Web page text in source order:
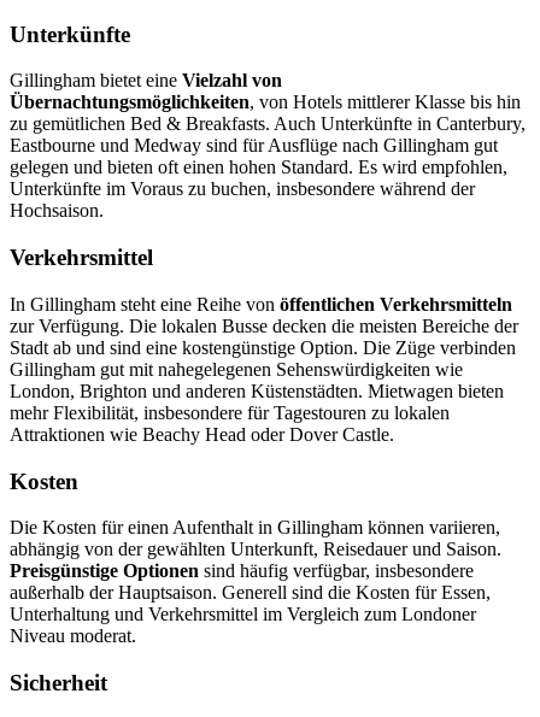
Unterkünfte
Gillingham bietet eine Vielzahl von
Übernachtungsmöglichkeiten, von Hotels mittlerer Klasse bis hin
zu gemütlichen Bed & Breakfasts. Auch Unterkünfte in Canterbury,
Eastbourne und Medway sind für Ausflüge nach Gillingham gut
gelegen und bieten oft einen hohen Standard. Es wird empfohlen,
Unterkünfte im Voraus zu buchen, insbesondere während der
Hochsaison.
Verkehrsmittel
In Gillingham steht eine Reihe von öffentlichen Verkehrsmitteln
zur Verfügung. Die lokalen Busse decken die meisten Bereiche der
Stadt ab und sind eine kostengünstige Option. Die Züge verbinden
Gillingham gut mit nahegelegenen Sehenswürdigkeiten wie
London, Brighton und anderen Küstenstädten. Mietwagen bieten
mehr Flexibilität, insbesondere für Tagestouren zu lokalen
Attraktionen wie Beachy Head oder Dover Castle.
Kosten
Die Kosten für einen Aufenthalt in Gillingham können variieren,
abhängig von der gewählten Unterkunft, Reisedauer und Saison.
Preisgünstige Optionen sind häufig verfügbar, insbesondere
außerhalb der Hauptsaison. Generell sind die Kosten für Essen,
Unterhaltung und Verkehrsmittel im Vergleich zum Londoner
Niveau moderat.
Sicherheit